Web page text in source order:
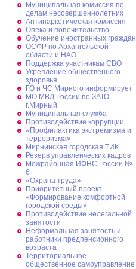
Муниципальная комиссия по
делам несовершеннолетних
Антинаркотическая комиссия
Опека и попечительство
Обучение иностранных граждан
ОСФР по Архангельской
области и НАО
Поддержка участникам СВО
Укрепление общественного
здоровья
ГО и ЧС Мирного информирует
МО МВД России по ЗАТО
г.Мирный
Муниципальная cлужба
Противодействие коррупции
«Профилактика экстремизма и
терроризма»
Мирнинская городская ТИК
Резерв управленческих кадров
Межрайонная ИФНС России №
6
«Охрана труда»
Приоритетный проект
«Формирование комфортной
городской среды»
Противодействие нелегальной
занятости
Неформальная занятость и
работники предпенсионного
возраста
Территориальное
общественное самоуправление